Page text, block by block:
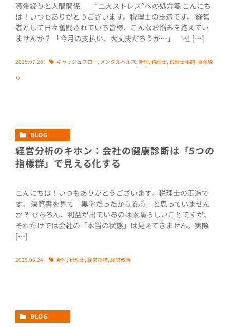
資金繰りと人間関係――“二大ストレス”への処方箋 こんにち
は！いつもありがとうございます。税理士の玉造です。 経営
者として日々奮闘されている皆様、こんなお悩みを抱えてい
ませんか？ 「今月の支払い、大丈夫だろうか…」 「社 […]
2025.07.28 キャッシュフロー, メンタルヘルス,新宿,税理士,税理士相談,資金繰
り
BLOG
経営分析のキホン：会社の健康診断は「5つの
指標群」で見える化する
こんにちは！いつもありがとうございます。税理士の玉造で
す。 決算書を見て「黒字だったから安心」と思っていません
か？ もちろん、利益が出ているのは素晴らしいことですが、
それだけでは会社の「本当の状態」は見えてきません。実際
[…]
2025.06.24 新宿,税理士,経営指標,経営改善
BLOG